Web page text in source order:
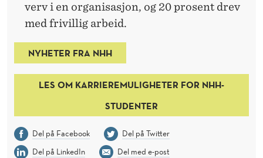
verv i en organisasjon, og 20 prosent drev
med frivillig arbeid.
NYHETER FRA NHH
LES OM KARRIEREMULIGHETER FOR NHH-
STUDENTER
Del på Facebook
Del på Twitter
Del på LinkedIn
Del med e-post